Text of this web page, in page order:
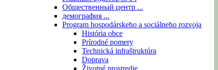
Общественный центр ...
демография ...
Program hospodárskeho a sociálneho rozvoja
História obce
Prírodné pomery
Technická infraštruktúra
Doprava
Životné prostredie